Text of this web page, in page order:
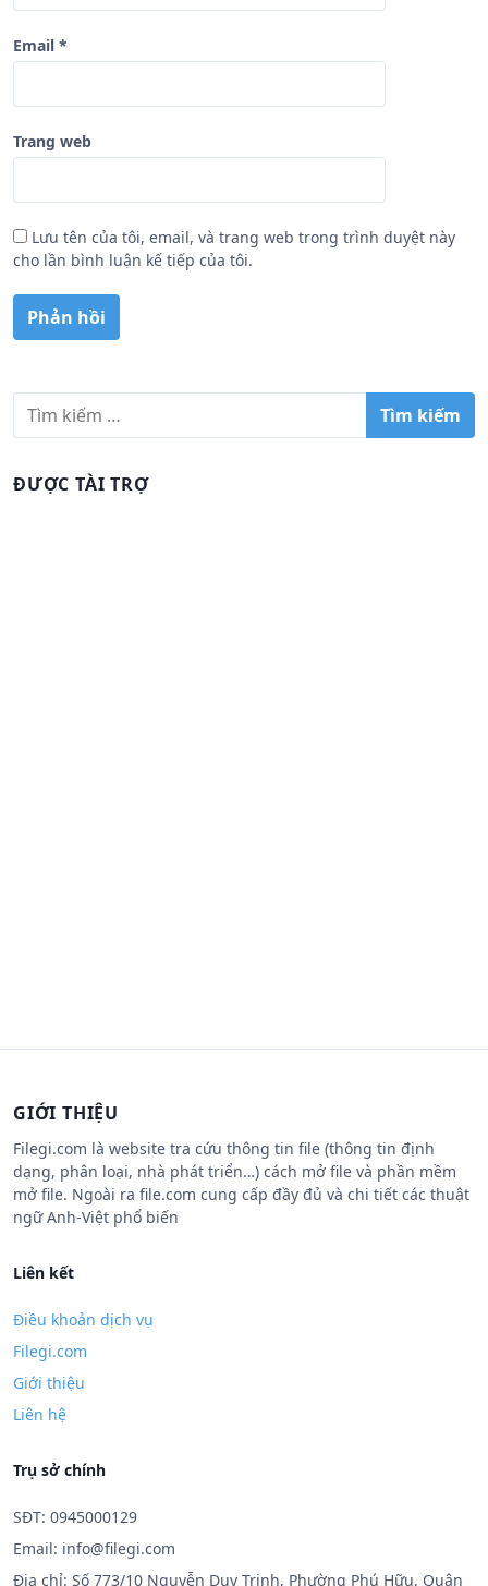
Email *
Trang web
Lưu tên của tôi, email, và trang web trong trình duyệt này
cho lần bình luận kế tiếp của tôi.
iĐƯỢC TÀI TRỢ
GIỚI THIỆU
Filegi.com là website tra cứu thông tin file (thông tin định
dạng, phân loại, nhà phát triển…) cách mở file và phần mềm
mở file. Ngoài ra file.com cung cấp đầy đủ và chi tiết các thuật
ngữ Anh-Việt phổ biến
Liên kết
Điều khoản dịch vụ
Filegi.com
Giới thiệu
Liên hệ
Trụ sở chính
SĐT: 0945000129
Email: info@filegi.com
Địa chỉ: Số 773/10 Nguyễn Duy Trinh, Phường Phú Hữu, Quận